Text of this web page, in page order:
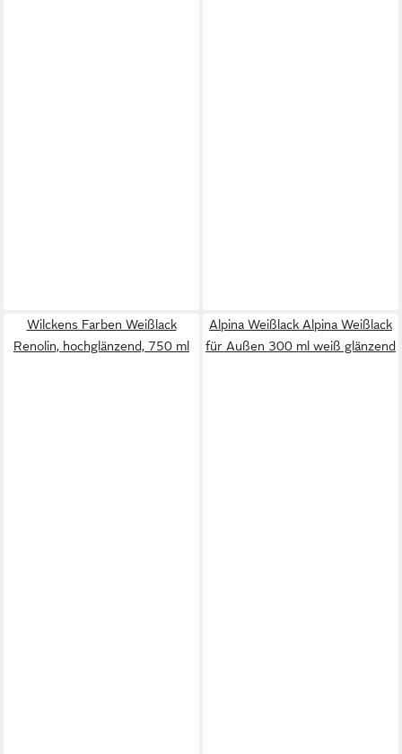
Wilckens Farben Weißlack
Renolin, hochglänzend, 750 ml
Alpina Weißlack Alpina Weißlack
für Außen 300 ml weiß glänzend